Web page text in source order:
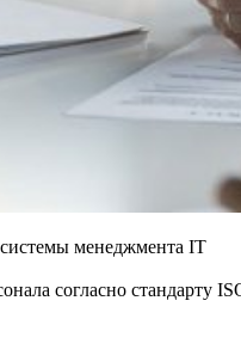
менеджмента IT
согласно стандарту